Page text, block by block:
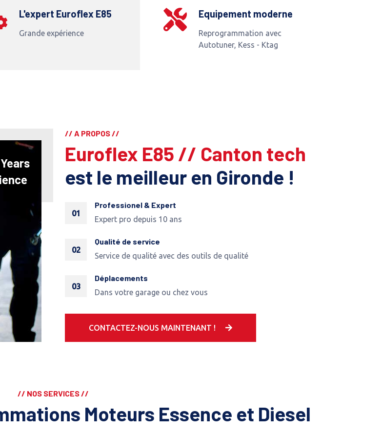
L'expert Euroflex E85
Grande expérience
Equipement moderne
Reprogrammation avec
Autotuner, Kess - Ktag
Years
// A PROPOS //
Euroflex E85 // Canton tech
est le meilleur en Gironde !
01
Professionel & Expert
Expert pro depuis 10 ans
02
Qualité de service
Service de qualité avec des outils de qualité
03
Déplacements
Dans votre garage ou chez vous
CONTACTEZ-NOUS MAINTENANT !
// NOS SERVICES //
Moteurs Essence et Diesel